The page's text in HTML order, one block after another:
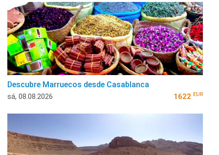
Descubre Marruecos desde Casablanca
sá, 08.08.2026 1622 EUR